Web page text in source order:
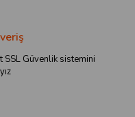
SSL Güvenlik sistemini